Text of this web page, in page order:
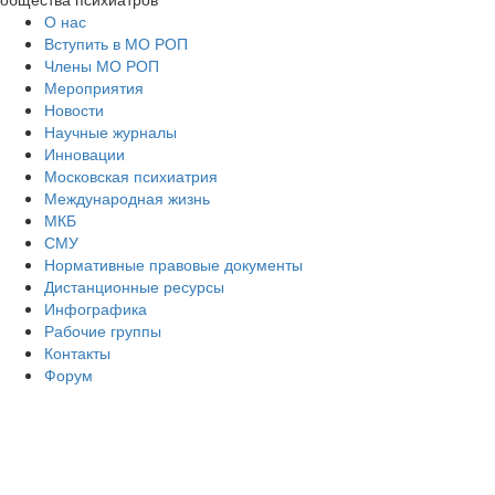
О нас
Вступить в МО РОП
Члены МО РОП
Мероприятия
Новости
Научные журналы
Инновации
Московская психиатрия
Международная жизнь
МКБ
СМУ
Нормативные правовые документы
Дистанционные ресурсы
Инфографика
Рабочие группы
Контакты
Форум